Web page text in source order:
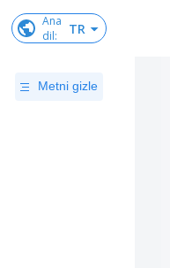
Ana
dil: TR
Metni gizle